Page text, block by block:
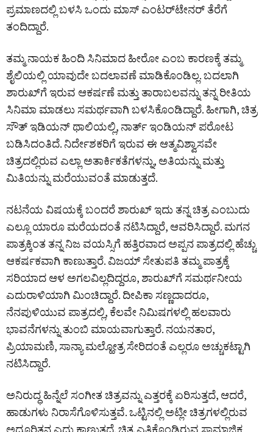
ಪ್ರಮಾಣದಲ್ಲಿ ಬಳಸಿ ಒಂದು ಮಾಸ್ ಎಂಟರ್‌ಟೇನರ್‌ ತೆರೆಗೆ
ತಂದಿದ್ದಾರೆ.
ತಮ್ಮ ನಾಯಕ ಹಿಂದಿ ಸಿನಿಮಾದ ಹೀರೋ ಎಂಬ ಕಾರಣಕ್ಕೆ ತಮ್ಮ
ಶೈಲಿಯಲ್ಲಿ ಯಾವುದೇ ಬದಲಾವಣೆ ಮಾಡಿಕೊಂಡಿಲ್ಲ. ಬದಲಾಗಿ
ಶಾರುಖ್‌ಗೆ ಇರುವ ಆಕರ್ಷಣೆ ಮತ್ತು ತಾರಾಬಲವನ್ನು ತನ್ನ ರೀತಿಯ
ಸಿನಿಮಾ ಮಾಡಲು ಸಮರ್ಥವಾಗಿ ಬಳಸಿಕೊಂಡಿದ್ದಾರೆ. ಹೀಗಾಗಿ, ಚಿತ್ರ
ಸೌತ್ ಇಡಿಯನ್ ಥಾಲಿಯಲ್ಲಿ, ನಾರ್ತ್ ಇಂಡಿಯನ್ ಪರೋಟ
ಬಡಿಸಿದಂತಿದೆ. ನಿರ್ದೇಶಕರಿಗೆ ಇರುವ ಈ ಆತ್ಮವಿಶ್ವಾಸವೇ
ಚಿತ್ರದಲ್ಲಿರುವ ಎಲ್ಲಾ ಅತಾರ್ಕಿಕತೆಗಳನ್ನು, ಅತಿಯನ್ನು ಮತ್ತು
ಮಿತಿಯನ್ನು ಮರೆಯುವಂತೆ ಮಾಡುತ್ತದೆ.
ನಟನೆಯ ವಿಷಯಕ್ಕೆ ಬಂದರೆ ಶಾರುಖ್‌ ಇದು ತನ್ನ ಚಿತ್ರ ಎಂಬುದು
ಎಲ್ಲೂ ಯಾರೂ ಮರೆಯದಂತೆ ನಟಿಸಿದ್ದಾರೆ, ಆವರಿಸಿದ್ದಾರೆ. ಮಗನ
ಪಾತ್ರಕ್ಕಿಂತ ತನ್ನ ನಿಜ ವಯಸ್ಸಿಗೆ ಹತ್ತಿರವಾದ ಅಪ್ಪನ ಪಾತ್ರದಲ್ಲಿ ಹೆಚ್ಚು
ಆಕರ್ಷಕವಾಗಿ ಕಾಣುತ್ತಾರೆ. ವಿಜಯ್ ಸೇತುಪತಿ ತಮ್ಮ ಪಾತ್ರಕ್ಕೆ
ಸರಿಯಾದ ಆಳ ಅಗಲವಿಲ್ಲದಿದ್ದರೂ, ಶಾರುಖ್‌ಗೆ ಸಮರ್ಥನೀಯ
ಎದುರಾಳಿಯಾಗಿ ಮಿಂಚಿದ್ದಾರೆ. ದೀಪಿಕಾ ಸಣ್ಣದಾದರೂ,
ನೆನಪುಳಿಯುವ ಪಾತ್ರದಲ್ಲಿ, ಕೆಲವೇ ನಿಮಿಷಗಳಲ್ಲಿ ಹಲವಾರು
ಭಾವನೆಗಳನ್ನು ತುಂಬಿ ಮಾಯವಾಗುತ್ತಾರೆ. ನಯನತಾರ,
ಪ್ರಿಯಾಮಣಿ, ಸಾನ್ಯಾ ಮಲ್ಹೋತ್ರ ಸೇರಿದಂತೆ ಎಲ್ಲರೂ ಅಚ್ಚುಕಟ್ಟಾಗಿ
ನಟಿಸಿದ್ದಾರೆ.
ಅನಿರುದ್ಧ ಹಿನ್ನೆಲೆ ಸಂಗೀತ ಚಿತ್ರವನ್ನು ಎತ್ತರಕ್ಕೆ ಏರಿಸುತ್ತದೆ, ಆದರೆ,
ಹಾಡುಗಳು ನಿರಾಸೆಗೊಳಿಸುತ್ತವೆ. ಒಟ್ಟಿನಲ್ಲಿ ಅಟ್ಲೀ ಚಿತ್ರಗಳಲ್ಲಿರುವ
ಅದ್ಧೂರಿತನ ಎದ್ದು ಕಾಣುತ್ತದೆ. ಚಿತ್ರ ಎತ್ತಿಕೊಂಡಿರುವ ಸಾಮಾಜಿಕ